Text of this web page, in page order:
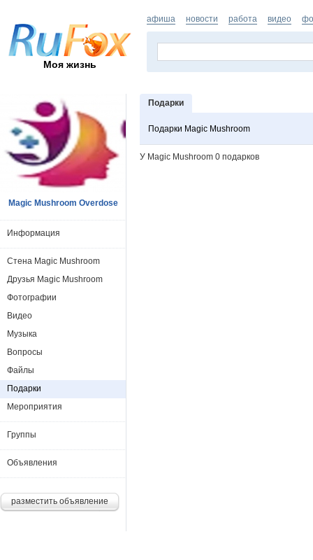
Моя жизнь
афиша новости работа видео
Подарки
Подарки Magic Mushroom
У Magic Mushroom 0 подарков
Magic Mushroom Overdose
Информация
Стена Magic Mushroom
Друзья Magic Mushroom
Фотографии
Видео
Музыка
Вопросы
Файлы
Подарки
Мероприятия
Группы
Объявления
разместить объявление